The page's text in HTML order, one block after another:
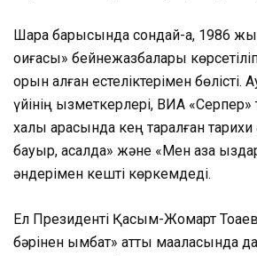
Шара барысында сондай-ақ, 1986
оқиғасы» бейнежазбалары
орын алған естеліктерімен бөлісті.
үйінің қызметкерлері, ВИА
халық арасында кең таралған
бауыр, қасқалдақ» және «Мен қазақ
әндерімен кешті көркемдеді.
Ел Президенті Қасым-Жомарт Тоқаев
бәрінен қымбат» атты мақаласында